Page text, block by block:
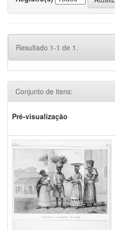
Resultado 1-1 de 1.
Conjunto de itens:
Pré-visualização